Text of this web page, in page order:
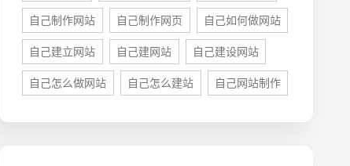
自己制作网站 自己制作网页 自己如何做网站
自己建立网站 自己建网站 自己建设网站
自己怎么做网站 自己怎么建站 自己网站制作
手机
133 1698